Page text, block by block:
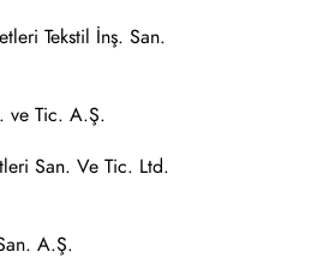
Tekstil İnş. San.
ve Tic. A.Ş.
San. Ve Tic. Ltd.
A.Ş.